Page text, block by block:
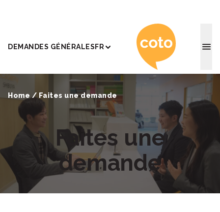
DEMANDES GÉNÉRALESFR Coto
Home / Faites une demande
Faites une
demande